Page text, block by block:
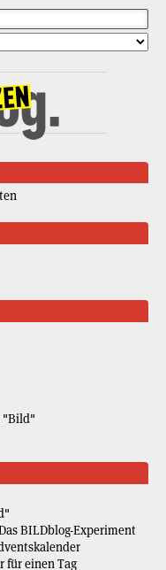
"Bild"
BILDblog-Experiment
für einen Tag